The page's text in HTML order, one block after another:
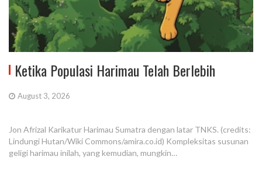
Ketika Populasi Harimau Telah Berlebih
August 3, 2026
Jon Afrizal Karikatur Harimau Sumatra dengan latar TNKS. (credits:
Lindungi Hutan/Wiki Commons/amira.co.id) Kompleksitas susunan
geligi harimau inilah, yang kemudian, mungkin…